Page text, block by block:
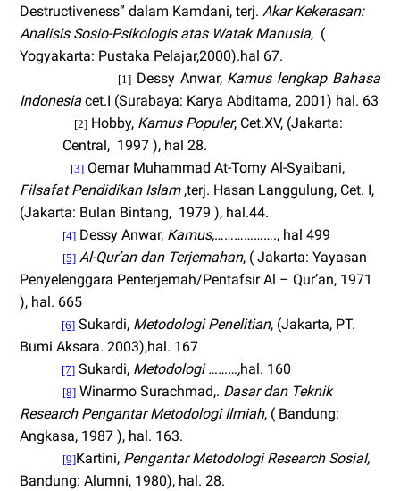
Destructiveness” dalam Kamdani, terj. Akar Kekerasan:
Analisis Sosio-Psikologis atas Watak Manusia, (
Yogyakarta: Pustaka Pelajar,2000).hal 67.
[1] Dessy Anwar, Kamus lengkap Bahasa
Indonesia cet.I (Surabaya: Karya Abditama, 2001) hal. 63
[2]Hobby, Kamus Populer,Cet.XV, (Jakarta:
Central, 1997 ), hal 28.
[3]Oemar Muhammad At-Tomy Al-Syaibani,
Filsafat Pendidikan Islam ,terj. Hasan Langgulung, Cet. I,
(Jakarta: Bulan Bintang, 1979 ), hal.44.
[4] Dessy Anwar, Kamus,………………., hal 499
[5] Al-Qur’an dan Terjemahan, ( Jakarta: Yayasan
Penyelenggara Penterjemah/Pentafsir Al – Qur’an, 1971
), hal. 665
[6] Sukardi, Metodologi Penelitian, (Jakarta, PT.
Bumi Aksara. 2003),hal. 167
[7] Sukardi, Metodologi ………,hal. 160
[8] Winarmo Surachmad,. Dasar dan Teknik
Research Pengantar Metodologi Ilmiah, ( Bandung:
Angkasa, 1987 ), hal. 163.
[9]Kartini, Pengantar Metodologi Research Sosial,
Bandung: Alumni, 1980), hal. 28.